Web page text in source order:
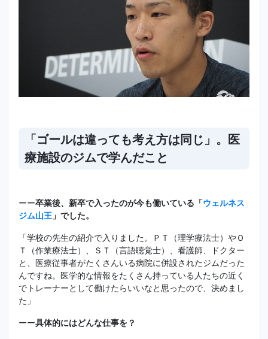
「ゴールは違っても考え方は同じ」。医
療施設のジムで学んだこと
ーー卒業後、新卒で入ったのが今も働いている「ウェルネス
ジム山王 」でした。
「学校の先生の紹介で入りました。ＰＴ（理学療法士）やＯ
Ｔ（作業療法士）、ＳＴ（言語聴覚士）、看護師、ドクター
と、医療従事者がたくさんいる病院に併設されたジムだった
んですね。医学的な情報をたくさん持っている人たちの近く
でトレーナーとして働けたらいいなと思ったので、決めまし
た」
ーー具体的にはどんな仕事を？